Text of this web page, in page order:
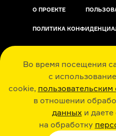
Во время посещения
с
cookie,
в отношении
данных и даете
на обработку
О ПРОЕКТЕ
ПОЛИТИКА
РАДИО ARZAMAS